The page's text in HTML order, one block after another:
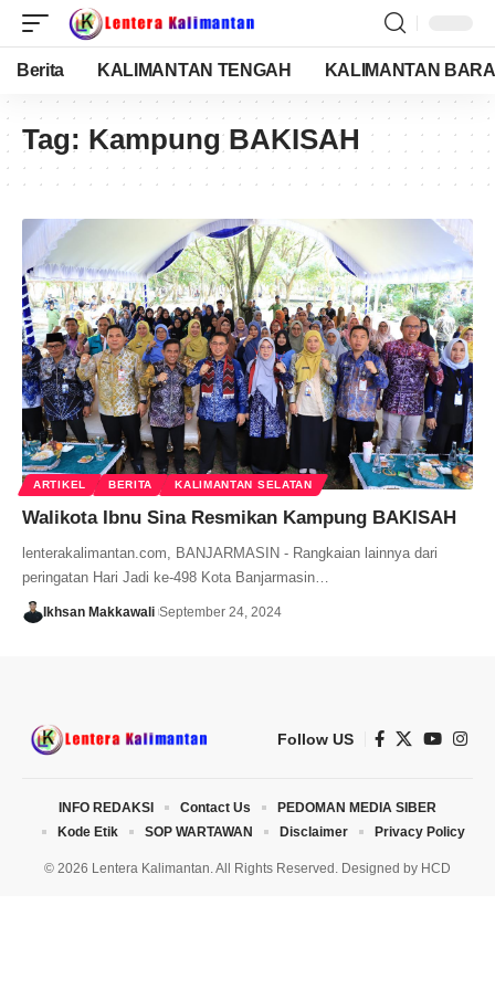
Berita KALIMANTAN TENGAH KALIMANTAN
Tag: Kampung BAKISAH
ARTIKEL BERITA KALIMANTAN SELATAN
Walikota Ibnu Sina Resmikan Kampung BAKISAH
lenterakalimantan.com, BANJARMASIN - Rangkaian lainnya dari
peringatan Hari Jadi ke-498 Kota Banjarmasin…
Ikhsan Makkawali September 24, 2024
Follow US
© 2026 Lentera Kalimantan. All Rights Reserved. Designed by HCD
INFO REDAKSI Contact Us
PEDOMAN MEDIA SIBER
Kode Etik
SOP WARTAWAN Disclaimer Privacy Policy